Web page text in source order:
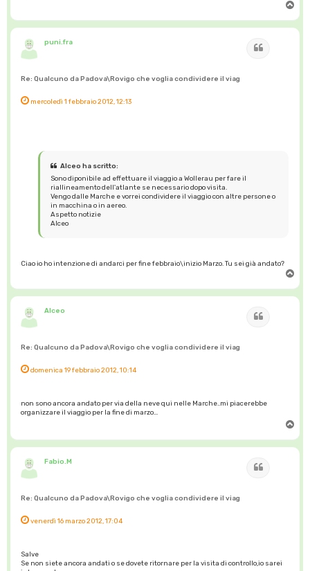
p
puni.fra
Re: Qualcuno da Padova\Rovigo che voglia condividere il viag
mercoledì 1 febbraio 2012, 12:13
Alceo ha scritto:
Sono diponibile ad effettuare il viaggio a Wollerau per fare il
riallineamento dell'atlante se necessario dopo visita.
Vengo dalle Marche e vorrei condividere il viaggio con altre persone o
in macchina o in aereo.
Aspetto notizie
Alceo
Ciao io ho intenzione di andarci per fine febbraio\inizio Marzo. Tu sei già andato?
p
Alceo
Re: Qualcuno da Padova\Rovigo che voglia condividere il viag
domenica 19 febbraio 2012, 10:14
non sono ancora andato per via della neve qui nelle Marche..mi piacerebbe
organizzare il viaggio per la fine di marzo...
p
Fabio.M
Re: Qualcuno da Padova\Rovigo che voglia condividere il viag
venerdì 16 marzo 2012, 17:04
Salve
Se non siete ancora andati o se dovete ritornare per la visita di controllo,io sarei